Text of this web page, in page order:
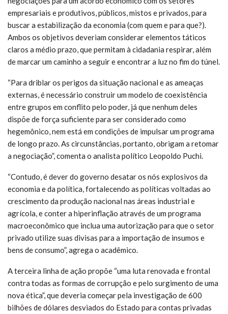
empresariais e produtivos, públicos, mistos e privados, para
buscar a estabilização da economia (com quem e para que?).
Ambos os objetivos deveriam considerar elementos táticos
claros a médio prazo, que permitam à cidadania respirar, além
de marcar um caminho a seguir e encontrar a luz no fim do túnel.
“Para driblar os perigos da situação nacional e as ameaças
externas, é necessário construir um modelo de coexistência
entre grupos em conflito pelo poder, já que nenhum deles
dispõe de força suficiente para ser considerado como
hegemônico, nem está em condições de impulsar um programa
de longo prazo. As circunstâncias, portanto, obrigam a retomar
a negociação”, comenta o analista político Leopoldo Puchi.
“Contudo, é dever do governo desatar os nós explosivos da
economia e da política, fortalecendo as políticas voltadas ao
crescimento da produção nacional nas áreas industrial e
agrícola, e conter a hiperinflação através de um programa
macroeconômico que inclua uma autorização para que o setor
privado utilize suas divisas para a importação de insumos e
bens de consumo”, agrega o acadêmico.
A terceira linha de ação propõe “uma luta renovada e frontal
contra todas as formas de corrupção e pelo surgimento de uma
nova ética”, que deveria começar pela investigação de 600
bilhões de dólares desviados do Estado para contas privadas